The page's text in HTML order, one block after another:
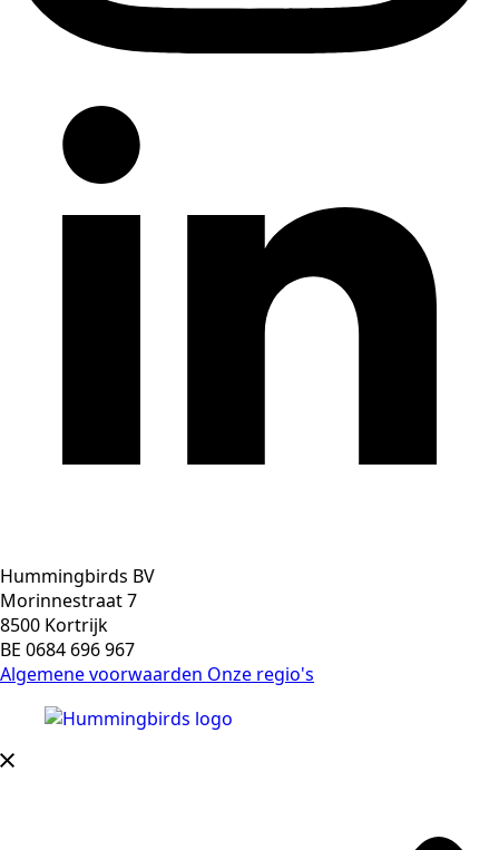
Hummingbirds BV
Morinnestraat 7
8500 Kortrijk
BE 0684 696 967
Algemene voorwaarden Onze regio's